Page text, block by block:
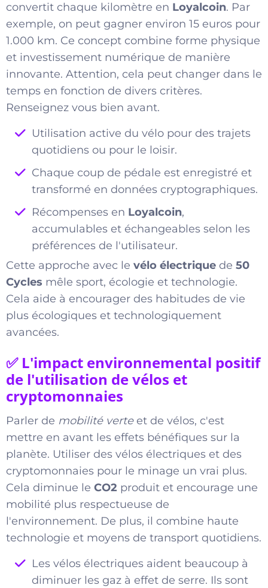
convertit chaque kilomètre en Loyalcoin. Par
exemple, on peut gagner environ 15 euros pour
1.000 km. Ce concept combine forme physique
et investissement numérique de manière
innovante. Attention, cela peut changer dans le
temps en fonction de divers critères.
Renseignez vous bien avant.
Utilisation active du vélo pour des trajets
quotidiens ou pour le loisir.
Chaque coup de pédale est enregistré et
transformé en données cryptographiques.
Récompenses en Loyalcoin,
accumulables et échangeables selon les
préférences de l'utilisateur.
Cette approche avec le vélo électrique de 50
Cycles mêle sport, écologie et technologie.
Cela aide à encourager des habitudes de vie
plus écologiques et technologiquement
avancées.
✅ L'impact environnemental positif
de l'utilisation de vélos et
cryptomonnaies
Parler de mobilité verteet de vélos, c'est
mettre en avant les effets bénéfiques sur la
planète. Utiliser des vélos électriques et des
cryptomonnaies pour le minage un vrai plus.
Cela diminue le CO2 produit et encourage une
mobilité plus respectueuse de
l'environnement. De plus, il combine haute
technologie et moyens de transport quotidiens.
Les vélos électriques aident beaucoup à
diminuer les gaz à effet de serre. Ils sont